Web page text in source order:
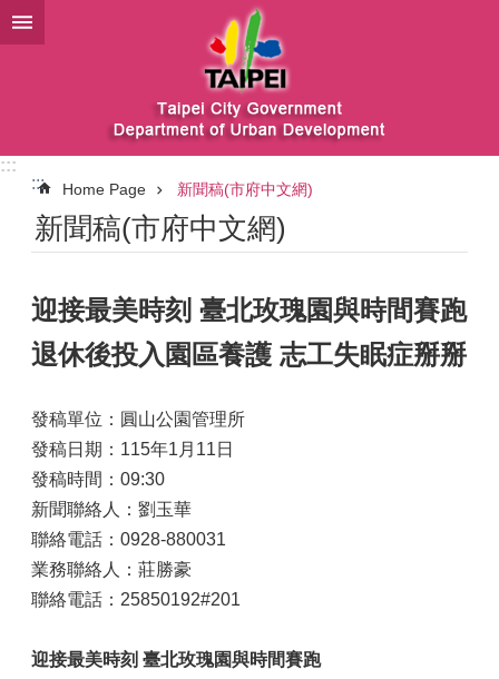
Jump to the content zone at the center
:::
:::
Home Page 新聞稿(市府中文網)
新聞稿(市府中文網)
迎接最美時刻 臺北玫瑰園與時間賽跑
退休後投入園區養護 志工失眠症掰掰
發稿單位：圓山公園管理所
發稿日期：115年1月11日
發稿時間：09:30
新聞聯絡人：劉玉華
聯絡電話：0928-880031
業務聯絡人：莊勝豪
聯絡電話：25850192#201
迎接最美時刻 臺北玫瑰園與時間賽跑